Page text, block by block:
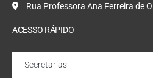
Rua Professora Ana Ferreira de
ACESSO RÁPIDO
Secretarias